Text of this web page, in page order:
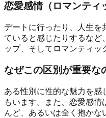
恋愛感情（ロマンティ
デートに行ったり、人生を
ていると感じたりするなど
ップ、そしてロマンティッ
なぜこの区別が重要な
ある性別に性的な魅力を感
もいます。また、恋愛感情
んど、あるいは全く抱かな